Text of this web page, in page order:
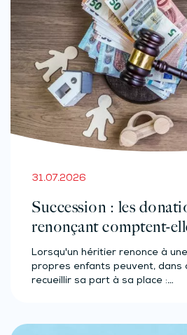
31.07.2026
Succession : les
renonçant comptent-
Lorsqu'un héritier renonce à
propres enfants peuvent, dans
recueillir sa part à sa place :…